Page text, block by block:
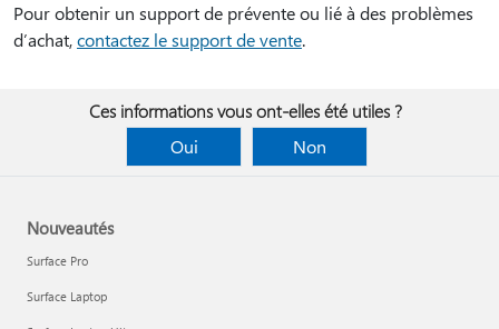
Pour obtenir un support de prévente ou lié à des problèmes
d’achat,contactez le support de vente.
Ces informations vous ont-elles été utiles ?
Oui
Non
Nouveautés
Surface Pro
Surface Laptop